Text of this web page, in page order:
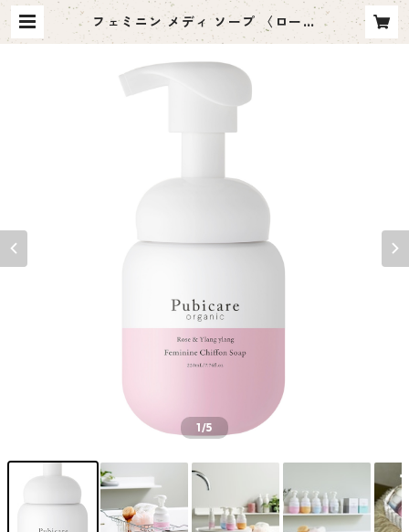
フェミニン メディ ソープ 〈ローズ
&イランイラン〉 | CARIA STYLE
1/5